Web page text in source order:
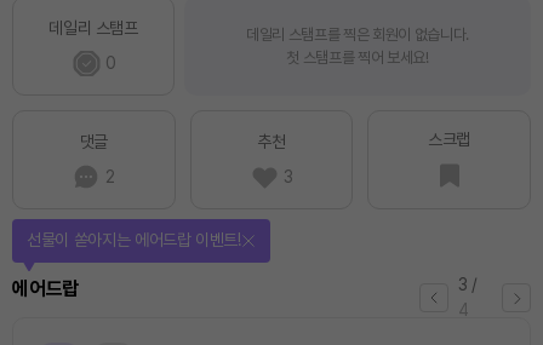
데일리 스탬프
0
데일리 스탬프를 찍은 회원이 없습니다.
첫 스탬프를 찍어 보세요!
댓글
2
추천
3
스크랩
4 /
4
퀴즈
퀴즈풀고 선물 받자!